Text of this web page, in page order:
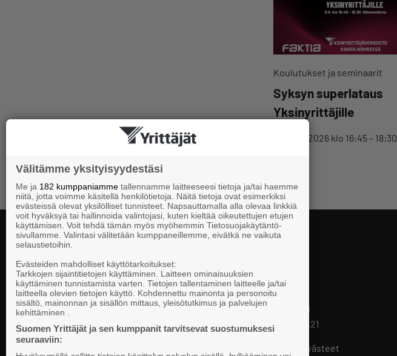
Koulutukset ja seminaarit
Syksyn superlataus
Yksinyrittäjille
8.9.2026 klo 16:45 – 18:30
Valtakunnallista, alueellista ja paikallista
vaikuttamista pk-yrittäjien puolesta.
Suomen Yrittäjät
PL 999, 00101 HELSINKI
Puhelinvaihde 09 229 221
Tietosuojaseloste ja evästeet
Välitämme yksityisyydestäsi
Me ja 182 kumppaniamme tallennamme laitteeseesi tietoja ja/tai haemme
niitä, jotta voimme käsitellä henkilötietoja. Näitä tietoja ovat esimerkiksi
evästeissä olevat yksilölliset tunnisteet. Napsauttamalla alla olevaa linkkiä
voit hyväksyä tai hallinnoida valintojasi, kuten kieltää oikeutettujen etujen
käyttämisen. Voit tehdä tämän myös myöhemmin Tietosuojakäytäntö-
sivullamme. Valintasi välitetään kumppaneillemme, eivätkä ne vaikuta
selaustietoihin.
Evästeiden mahdolliset käyttötarkoitukset:
Tarkkojen sijaintitietojen käyttäminen. Laitteen ominaisuuksien
käyttäminen tunnistamista varten. Tietojen tallentaminen laitteelle ja/tai
laitteella olevien tietojen käyttö. Kohdennettu mainonta ja personoitu
sisältö, mainonnan ja sisällön mittaus, yleisötutkimus ja palvelujen
kehittäminen .
Suomen Yrittäjät ja sen kumppanit tarvitsevat suostumuksesi
seuraaviin: